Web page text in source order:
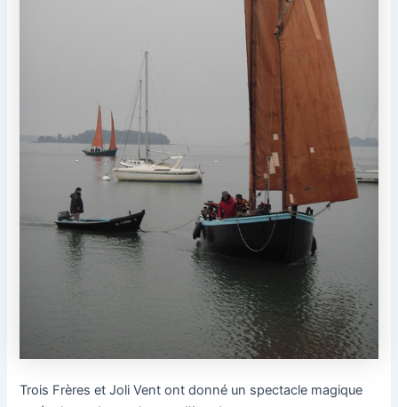
Trois Frères et Joli Vent ont donné un spectacle magique